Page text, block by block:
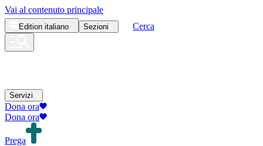
Vai al contenuto principale
Edition italiano Sezioni Cerca
Servizi
Dona ora
Dona ora
Prega